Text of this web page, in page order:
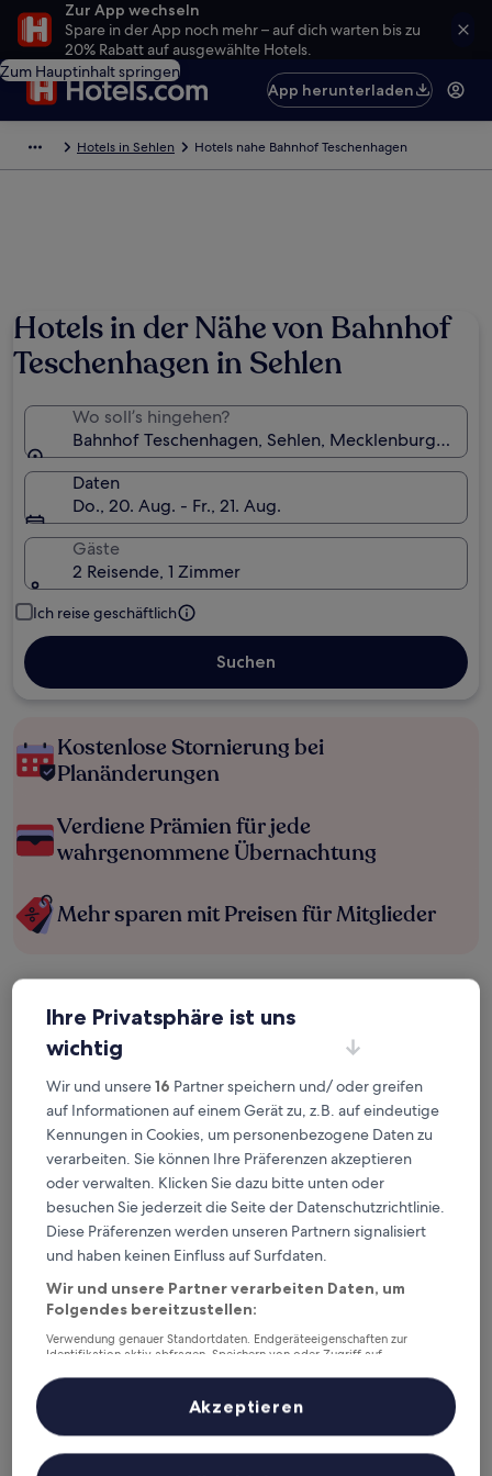
Zur App wechseln
Spare in der App noch mehr – auf dich warten bis zu
20% Rabatt auf ausgewählte Hotels.
Zum Hauptinhalt springen
App herunterladen
Hotels in Sehlen Hotels nahe Bahnhof Teschenhagen
Hotels in der Nähe von Bahnhof
Teschenhagen in Sehlen
Wo soll’s hingehen?
Bahnhof Teschenhagen, Sehlen, Mecklenburg-
Daten
Do., 20. Aug. - Fr., 21. Aug.
Gäste
2 Reisende, 1 Zimmer
Ich reise geschäftlich
Suchen
Kostenlose Stornierung bei
Planänderungen
Verdiene Prämien für jede
wahrgenommene Übernachtung
Mehr sparen mit Preisen für Mitglieder
Überprüfe die Preise für diese Daten
Heute
Morgen
Dieses Wochenende
7. Aug. - 9. Aug.
Nächstes Wochenende
14. Aug. - 16. Aug.
Top 5 Hotels in der Nähe von
Bahnhof Teschenhagen auf
einen Blick
Teschenhagen entfernt. Gästebewertung: 10/10 —
Außergewöhnlich.
Landhotel Kastanienallee— Liegt in 8,1 km von Bahnhof
Hervorragend.
— 4.5-Sterne-Hotel in 4,3 km von Bahnhof
Teschenhagen entfernt. Gästebewertung: 8,8/10 —
Hervorragend.
Ihre Privatsphäre ist uns
wichtig
Wir und unsere16 Partner speichern und/ oder greifen
auf Informationen auf einem Gerät zu, z.B. auf eindeutige
Kennungen in Cookies, um personenbezogene Daten zu
verarbeiten. Sie können Ihre Präferenzen akzeptieren
oder verwalten. Klicken Sie dazu bitte unten oder
besuchen Sie jederzeit die Seite der Datenschutzrichtlinie.
Diese Präferenzen werden unseren Partnern signalisiert
und haben keinen Einfluss auf Surfdaten.
Wir und unsere Partner verarbeiten Daten, um
Folgendes bereitzustellen:
Verwendung genauer Standortdaten. Endgeräteeigenschaften zur
Identifikation aktiv abfragen. Speichern von oder Zugriff auf
Inhalte, Messung von Werbeleistung und der Performance von Inhalten,
Zielgruppenforschung sowie Entwicklung und Verbesserung von
Liste der Partner (Lieferanten)
Akzeptieren